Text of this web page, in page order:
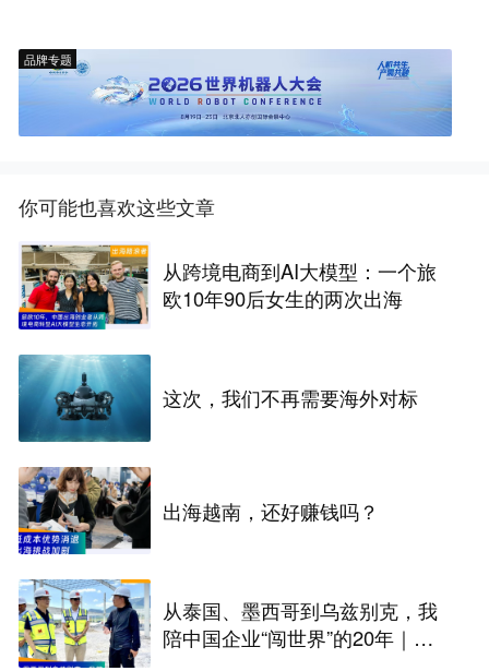
品牌专题
你可能也喜欢这些文章
从跨境电商到AI大模型：一个旅
欧10年90后女生的两次出海
这次，我们不再需要海外对标
出海越南，还好赚钱吗？
从泰国、墨西哥到乌兹别克，我
陪中国企业“闯世界”的20年｜出